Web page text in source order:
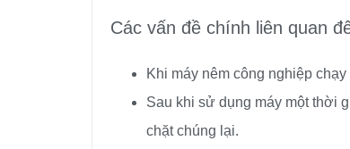
Các vấn đề chính liên quan
Khi máy nêm công nghiệp
Sau khi sử dụng máy một thời
chặt chúng lại.